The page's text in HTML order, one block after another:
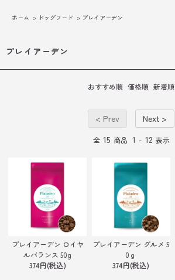
ホーム > ドッグフード > プレイアーデン
プレイアーデン
おすすめ順 価格順 新着順
< Prev Next >
全 15 商品 1 - 12 表示
プレイアーデン ロイヤ
ルバランス 50g
374円(税込)
プレイアーデン グルメ 5
0ｇ
374円(税込)